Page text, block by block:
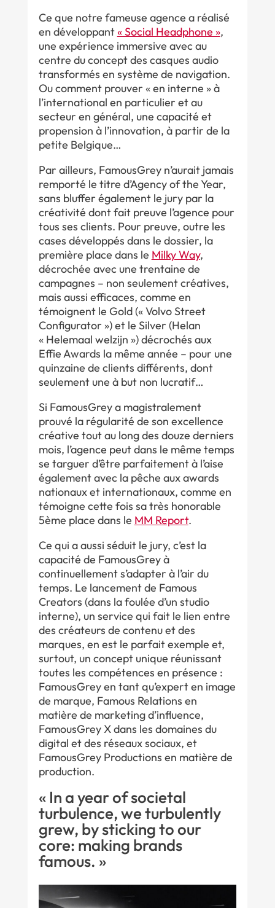
Ce que notre fameuse agence a réalisé
en développant« Social Headphone »,
une expérience immersive avec au
centre du concept des casques audio
transformés en système de navigation.
Ou comment prouver « en interne » à
l’international en particulier et au
secteur en général, une capacité et
propension à l’innovation, à partir de la
petite Belgique…
Par ailleurs, FamousGrey n’aurait jamais
remporté le titre d’Agency of the Year,
sans bluffer également le jury par la
créativité dont fait preuve l’agence pour
tous ses clients. Pour preuve, outre les
cases développés dans le dossier, la
première place dans le Milky Way,
décrochée avec une trentaine de
campagnes – non seulement créatives,
mais aussi efficaces, comme en
témoignent le Gold (« Volvo Street
Configurator ») et le Silver (Helan
« Helemaal welzijn ») décrochés aux
Effie Awards la même année – pour une
quinzaine de clients différents, dont
seulement une à but non lucratif…
Si FamousGrey a magistralement
prouvé la régularité de son excellence
créative tout au long des douze derniers
mois, l’agence peut dans le même temps
se targuer d’être parfaitement à l’aise
également avec la pêche aux awards
nationaux et internationaux, comme en
témoigne cette fois sa très honorable
5ème place dans le MM Report.
Ce qui a aussi séduit le jury, c’est la
capacité de FamousGrey à
continuellement s’adapter à l’air du
temps. Le lancement de Famous
Creators (dans la foulée d’un studio
interne), un service qui fait le lien entre
des créateurs de contenu et des
marques, en est le parfait exemple et,
surtout, un concept unique réunissant
toutes les compétences en présence :
FamousGrey en tant qu’expert en image
de marque, Famous Relations en
matière de marketing d’influence,
FamousGrey X dans les domaines du
digital et des réseaux sociaux, et
FamousGrey Productions en matière de
production.
« In a year of societal
turbulence, we turbulently
grew, by sticking to our
core: making brands
famous. »